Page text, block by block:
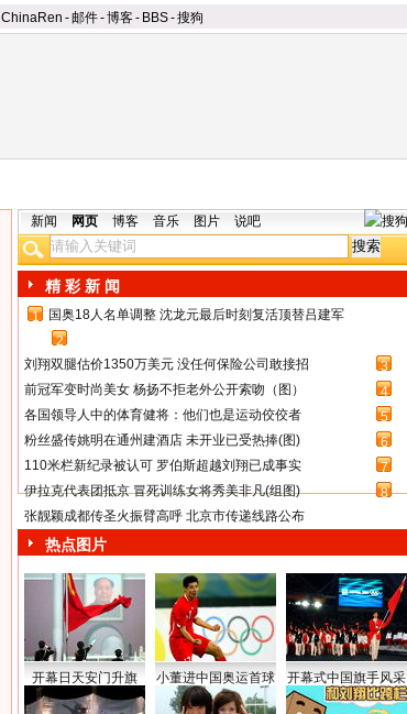
ChinaRen -邮件-博客- BBS-搜狗
新闻 网页 博客 音乐 图片 说吧
精 彩 新 闻
1
国奥18人名单调整 沈龙元最后时刻复活顶替吕建军
2
刘翔双腿估价1350万美元 没任何保险公司敢接招
3
前冠军变时尚美女 杨扬不拒老外公开索吻（图）
4
各国领导人中的体育健将：他们也是运动佼佼者
5
粉丝盛传姚明在通州建酒店 未开业已受热捧(图)
6
110米栏新纪录被认可 罗伯斯超越刘翔已成事实
7
伊拉克代表团抵京 冒死训练女将秀美非凡(组图)
8
张靓颖成都传圣火振臂高呼 北京市传递线路公布
热点图片
开幕日天安门升旗 小董进中国奥运首球 开幕式中国旗手风采